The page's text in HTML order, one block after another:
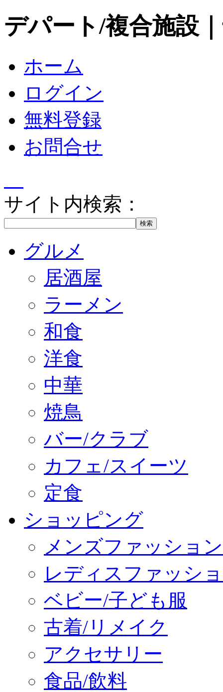
デパート/複合施設
ホーム
ログイン
無料登録
お問合せ
サイト内検索：
グルメ
居酒屋
ラーメン
和食
洋食
中華
焼鳥
バー/クラブ
カフェ/スイーツ
定食
ショッピング
メンズファッション
レディスファッシ
ベビー/子ども服
古着/リメイク
アクセサリー
食品/飲料